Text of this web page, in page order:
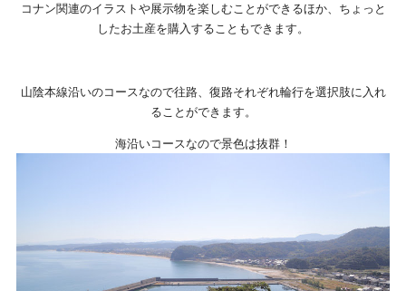
コナン関連のイラストや展示物を楽しむことができるほか、ちょっと
したお土産を購入することもできます。
山陰本線沿いのコースなので往路、復路それぞれ輪行を選択肢に入れ
ることができます。
海沿いコースなので景色は抜群！